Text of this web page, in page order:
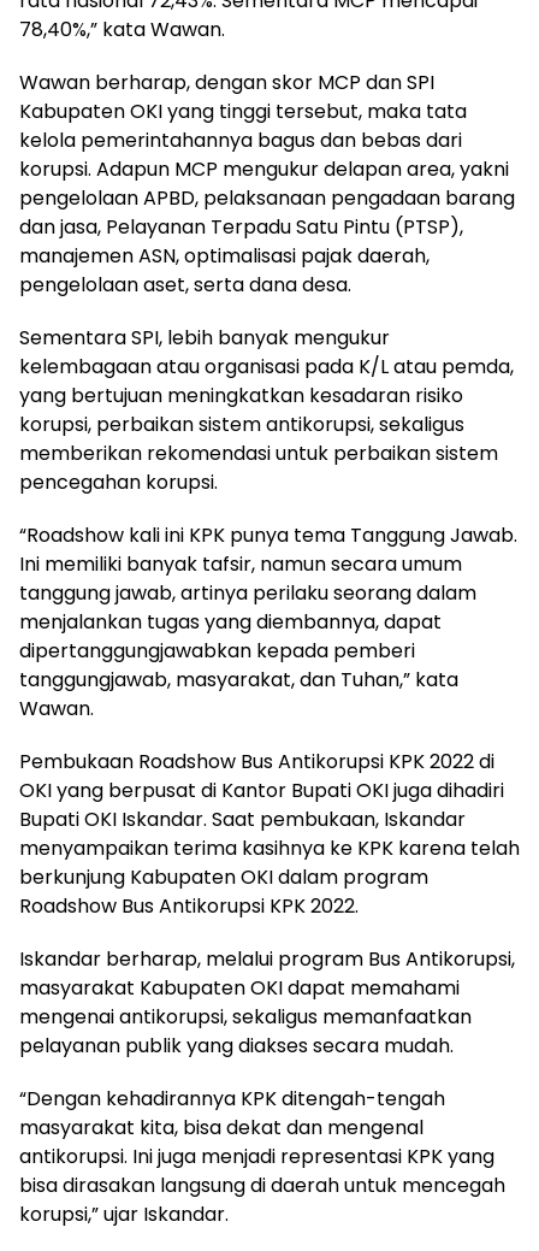
78,40%,” kata Wawan.
Wawan berharap, dengan skor MCP dan SPI
Kabupaten OKI yang tinggi tersebut, maka tata
kelola pemerintahannya bagus dan bebas dari
korupsi. Adapun MCP mengukur delapan area, yakni
pengelolaan APBD, pelaksanaan pengadaan barang
dan jasa, Pelayanan Terpadu Satu Pintu (PTSP),
manajemen ASN, optimalisasi pajak daerah,
pengelolaan aset, serta dana desa.
Sementara SPI, lebih banyak mengukur
kelembagaan atau organisasi pada K/L atau pemda,
yang bertujuan meningkatkan kesadaran risiko
korupsi, perbaikan sistem antikorupsi, sekaligus
memberikan rekomendasi untuk perbaikan sistem
pencegahan korupsi.
“Roadshow kali ini KPK punya tema Tanggung Jawab.
Ini memiliki banyak tafsir, namun secara umum
tanggung jawab, artinya perilaku seorang dalam
menjalankan tugas yang diembannya, dapat
dipertanggungjawabkan kepada pemberi
tanggungjawab, masyarakat, dan Tuhan,” kata
Wawan.
Pembukaan Roadshow Bus Antikorupsi KPK 2022 di
OKI yang berpusat di Kantor Bupati OKI juga dihadiri
Bupati OKI Iskandar. Saat pembukaan, Iskandar
menyampaikan terima kasihnya ke KPK karena telah
berkunjung Kabupaten OKI dalam program
Roadshow Bus Antikorupsi KPK 2022.
Iskandar berharap, melalui program Bus Antikorupsi,
masyarakat Kabupaten OKI dapat memahami
mengenai antikorupsi, sekaligus memanfaatkan
pelayanan publik yang diakses secara mudah.
“Dengan kehadirannya KPK ditengah-tengah
masyarakat kita, bisa dekat dan mengenal
antikorupsi. Ini juga menjadi representasi KPK yang
bisa dirasakan langsung di daerah untuk mencegah
korupsi,” ujar Iskandar.